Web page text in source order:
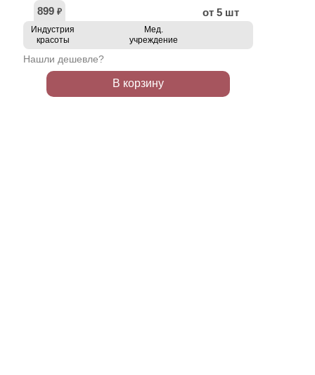
899 ₽ от 5 шт
Индустрия
красоты
Мед.
учреждение
Нашли дешевле?
В корзину